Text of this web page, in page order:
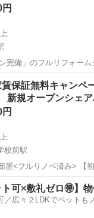
完備」のフルリフォー
室情報） 空室1部屋 家
輪駅 シェアハウス
賃保証無料キャンペ
新規オープンシェ
校前駅
<フルリノベ済み> 【
賃が無料~ (最低契約期
あり) 【6畳タイプ以上は、2人入居
小学校前駅 シェアハウ
ト可×敷礼ゼロ🉐】
／広々２LDKでペットも